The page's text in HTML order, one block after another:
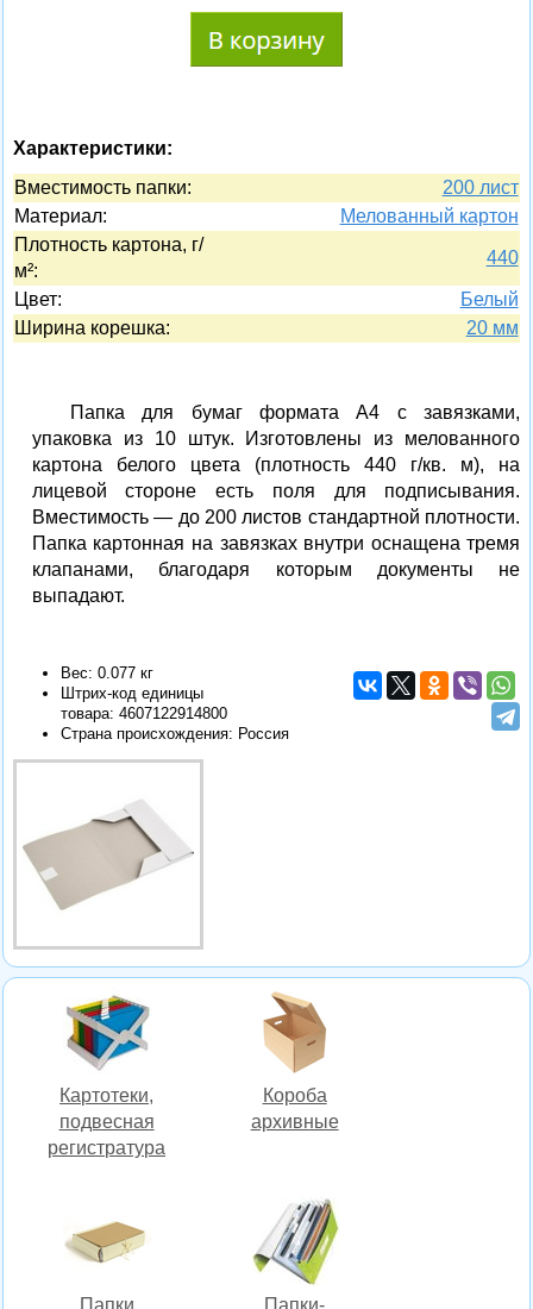
Характеристики:
Вместимость папки:
200 лист
Материал:
Мелованный картон
Плотность картона, г/
м²:
440
Цвет:
Белый
Ширина корешка:
20 мм
Папка для бумаг формата А4 с завязками,
упаковка из 10 штук. Изготовлены из мелованного
картона белого цвета (плотность 440 г/кв. м), на
лицевой стороне есть поля для подписывания.
Вместимость — до 200 листов стандартной плотности.
Папка картонная на завязках внутри оснащена тремя
клапанами, благодаря которым документы не
выпадают.
Вес: 0.077 кг
Штрих-код единицы
товара: 4607122914800
Страна происхождения: Россия
Картотеки,
подвесная
регистратура
Короба
архивные
Папки Папки-